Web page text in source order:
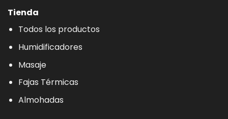
Tienda
Todos los productos
Humidificadores
Masaje
Fajas Térmicas
Almohadas